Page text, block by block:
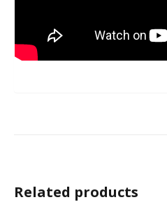
Related products